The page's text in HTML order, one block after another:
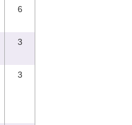
6
3
3